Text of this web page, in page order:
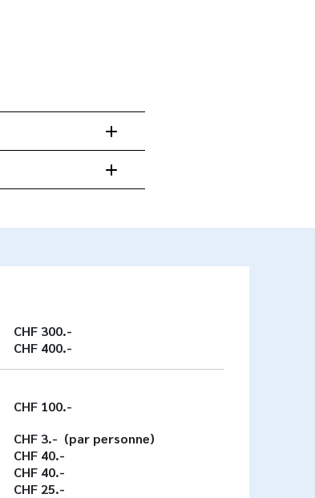
CHF 300.-
CHF 400.-
CHF 100.-
CHF 3.- (par personne)
CHF 40.-
CHF 40.-
CHF 25.-